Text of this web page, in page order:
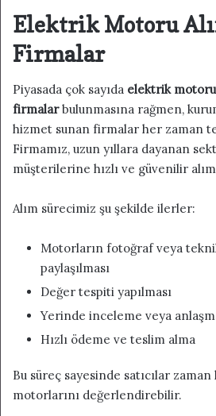
Elektrik Motoru
Firmalar
Piyasada çok sayıda elektrik motoru
firmalarbulunmasına rağmen,
hizmet sunan firmalar her zaman
Firmamız, uzun yıllara dayanan
müşterilerine hızlı ve güvenilir
Alım sürecimiz şu şekilde ilerler:
Motorların fotoğraf veya
paylaşılması
Değer tespiti yapılması
Yerinde inceleme veya
Hızlı ödeme ve teslim alma
Bu süreç sayesinde satıcılar
motorlarını değerlendirebilir.